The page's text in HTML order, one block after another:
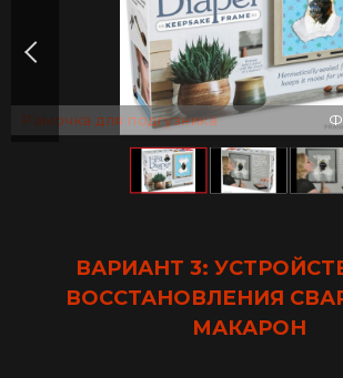
Рамочка для подгузника
ВАРИАНТ 3:
ВОССТАНОВЛЕНИЯ
МАКАРОН